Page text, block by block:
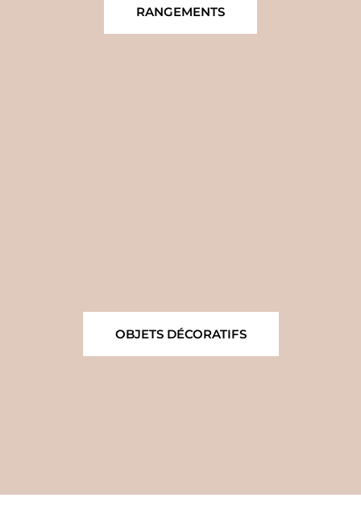
RANGEMENTS
OBJETS DÉCORATIFS